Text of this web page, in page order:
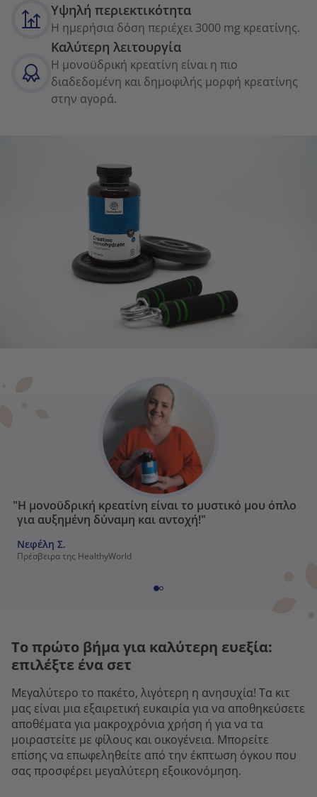
Υψηλή περιεκτικότητα
Η ημερήσια δόση περιέχει 3000 mg κρεατίνης.
Καλύτερη λειτουργία
Η μονοϋδρική κρεατίνη είναι η πιο
διαδεδομένη και δημοφιλής μορφή κρεατίνης
στην αγορά.
"Η μονοϋδρική κρεατίνη είναι το μυστικό μου όπλο
για αυξημένη δύναμη και αντοχή!"
Νεφέλη Σ.
Πρέσβειρα της HealthyWorld
Το πρώτο βήμα για καλύτερη ευεξία:
επιλέξτε ένα σετ
Μεγαλύτερο το πακέτο, λιγότερη η ανησυχία! Τα κιτ
μας είναι μια εξαιρετική ευκαιρία για να αποθηκεύσετε
αποθέματα για μακροχρόνια χρήση ή για να τα
μοιραστείτε με φίλους και οικογένεια. Μπορείτε
επίσης να επωφεληθείτε από την έκπτωση όγκου που
σας προσφέρει μεγαλύτερη εξοικονόμηση.